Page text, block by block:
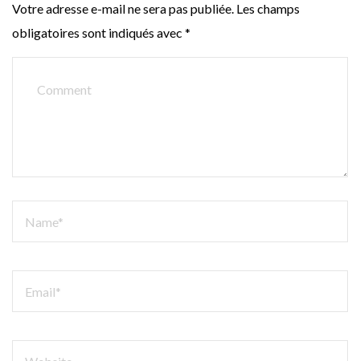
Votre adresse e-mail ne sera pas publiée. Les champs
obligatoires sont indiqués avec *